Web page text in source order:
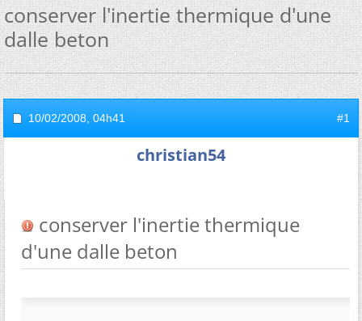
conserver l'inertie thermique d'une
dalle beton
10/02/2008, 04h41 #1
christian54
conserver l'inertie thermique
d'une dalle beton